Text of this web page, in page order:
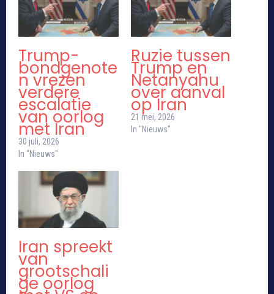
Trump-
bondgenote
n vrezen
verdere
escalatie
van oorlog
met Iran
30 juli, 2026
In "Nieuws"
Ruzie tussen
Trump en
Netanyahu
over aanval
op Iran
21 mei, 2026
In "Nieuws"
Iran spreekt
van
grootschali
ge oorlog